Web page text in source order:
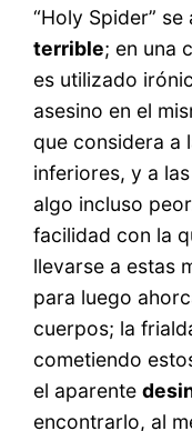
“Holy Spider”
terrible; en una
es utilizado
asesino en el
que considera a
inferiores, y a
algo incluso
facilidad con la
llevarse a estas
para luego
cuerpos; la
cometiendo
el aparente
encontrarlo, al